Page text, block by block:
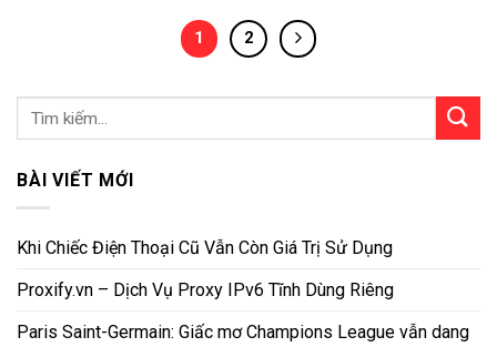
1 2
BÀI VIẾT MỚI
Khi Chiếc Điện Thoại Cũ Vẫn Còn Giá Trị Sử Dụng
Proxify.vn – Dịch Vụ Proxy IPv6 Tĩnh Dùng Riêng
Paris Saint-Germain: Giấc mơ Champions League vẫn dang